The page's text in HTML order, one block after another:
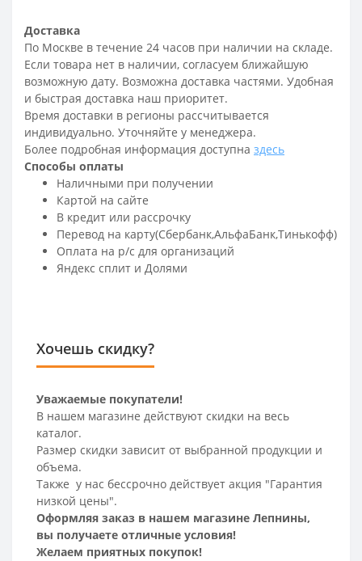
Доставка
По Москве в течение 24 часов при наличии на складе.
Если товара нет в наличии, согласуем ближайшую
возможную дату. Возможна доставка частями. Удобная
и быстрая доставка наш приоритет.
Время доставки в регионы рассчитывается
индивидуально. Уточняйте у менеджера.
Более подробная информация доступна здесь
Способы оплаты
Наличными при получении
Картой на сайте
В кредит или рассрочку
Перевод на карту(Сбербанк,АльфаБанк,Тинькофф)
Оплата на р/c для организаций
Яндекс сплит и Долями
Хочешь скидку?
Уважаемые покупатели!
В нашем магазине действуют скидки на весь
каталог.
Размер скидки зависит от выбранной продукции и
объема.
Также у нас бессрочно действует акция "Гарантия
низкой цены".
Оформляя заказ в нашем магазине Лепнины,
вы получаете отличные условия!
Желаем приятных покупок!